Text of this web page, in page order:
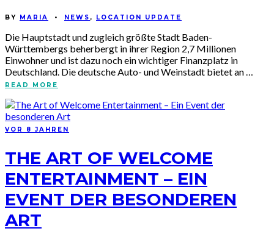
BY MARIA • NEWS , LOCATION UPDATE
Die Hauptstadt und zugleich größte Stadt Baden-
Württembergs beherbergt in ihrer Region 2,7 Millionen
Einwohner und ist dazu noch ein wichtiger Finanzplatz in
Deutschland. Die deutsche Auto- und Weinstadt bietet an …
READ MORE
VOR 8 JAHREN
THE ART OF WELCOME
ENTERTAINMENT – EIN
EVENT DER BESONDEREN
ART